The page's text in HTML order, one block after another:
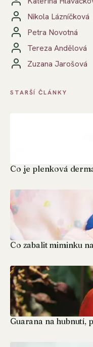
Nikola Lázníčková
Petra Novotná
Tereza Andělová
Zuzana Jarošová
STARŠÍ ČLÁNKY
Co je plenková
Co zabalit miminku
Guarana na hubnutí,